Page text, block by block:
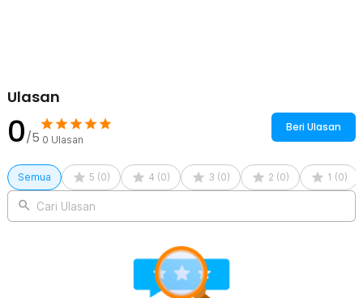
Ulasan
0/5 0 Ulasan
Beri Ulasan
Semua 5 (0) 4 (0) 3 (0) 2 (0) 1 (0)
Cari Ulasan